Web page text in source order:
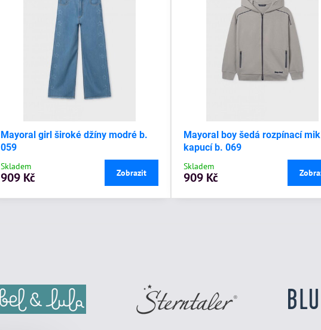
Mayoral girl široké džíny modré b.
059
Skladem
909 Kč Zobrazit
Mayoral boy šedá rozpínací
kapucí b. 069
Skladem
909 Kč